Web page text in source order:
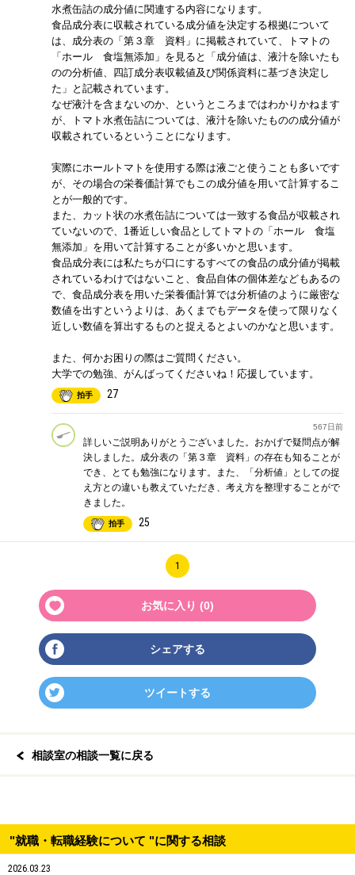
水煮缶詰の成分値に関連する内容になります。
食品成分表に収載されている成分値を決定する根拠について
は、成分表の「第３章 資料」に掲載されていて、トマトの
「ホール 食塩無添加」を見ると「成分値は、液汁を除いたも
のの分析値、四訂成分表収載値及び関係資料に基づき決定し
た」と記載されています。
なぜ液汁を含まないのか、というところまではわかりかねます
が、トマト水煮缶詰については、液汁を除いたものの成分値が
収載されているということになります。
実際にホールトマトを使用する際は液ごと使うことも多いです
が、その場合の栄養価計算でもこの成分値を用いて計算するこ
とが一般的です。
また、カット状の水煮缶詰については一致する食品が収載され
ていないので、1番近しい食品としてトマトの「ホール 食塩
無添加」を用いて計算することが多いかと思います。
食品成分表には私たちが口にするすべての食品の成分値が掲載
されているわけではないこと、食品自体の個体差などもあるの
で、食品成分表を用いた栄養価計算では分析値のように厳密な
数値を出すというよりは、あくまでもデータを使って限りなく
近しい数値を算出するものと捉えるとよいのかなと思います。
また、何かお困りの際はご質問ください。
大学での勉強、がんばってくださいね！応援しています。
拍手 27
567日前
詳しいご説明ありがとうございました。おかげで疑問点が解
決しました。成分表の「第３章 資料」の存在も知ることが
でき、とても勉強になります。また、「分析値」としての捉
え方との違いも教えていただき、考え方を整理することがで
きました。
拍手 25
1
お気に入り (0)
シェアする
ツイートする
相談室の相談一覧に戻る
"就職・転職経験について "に関する相談
2026.03.23